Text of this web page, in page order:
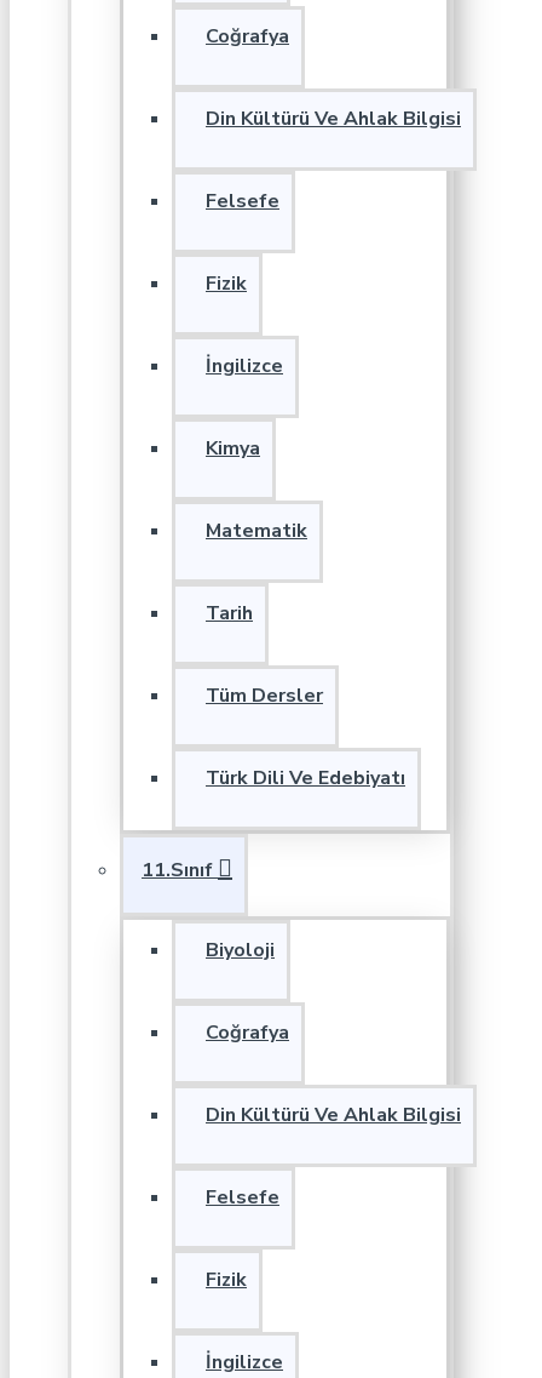
Coğrafya
Din Kültürü Ve Ahlak Bilgisi
Felsefe
Fizik
İngilizce
Kimya
Matematik
Tarih
Tüm Dersler
Türk Dili Ve Edebiyatı
11.Sınıf
Biyoloji
Coğrafya
Din Kültürü Ve Ahlak Bilgisi
Felsefe
Fizik
İngilizce